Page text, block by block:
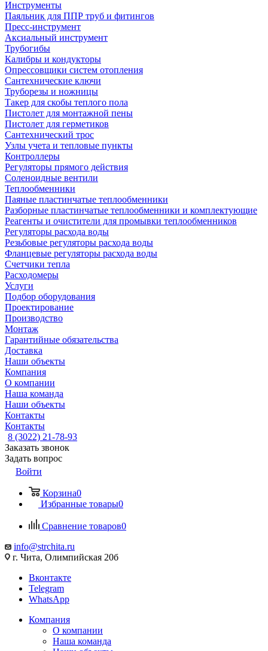
Инструменты
Паяльник для ППР труб и фитингов
Пресс-инструмент
Аксиальный инструмент
Трубогибы
Калибры и кондукторы
Опрессовщики систем отопления
Сантехнические ключи
Труборезы и ножницы
Такер для скобы теплого пола
Пистолет для монтажной пены
Пистолет для герметиков
Сантехнический трос
Узлы учета и тепловые пункты
Контроллеры
Регуляторы прямого действия
Соленоидные вентили
Теплообменники
Паяные пластинчатые теплообменники
Разборные пластинчатые теплообменники и комплектующие
Реагенты и очистители для промывки теплообменников
Регуляторы расхода воды
Резьбовые регуляторы расхода воды
Фланцевые регуляторы расхода воды
Счетчики тепла
Расходомеры
Услуги
Подбор оборудования
Проектирование
Производство
Монтаж
Гарантийные обязательства
Доставка
Наши объекты
Компания
О компании
Наша команда
Наши объекты
Контакты
Контакты
8 (3022) 21-78-93
Заказать звонок
Задать вопрос
Войти
Корзина0
Избранные товары0
Сравнение товаров0
info@strchita.ru
г. Чита, Олимпийская 20б
Вконтакте
Telegram
WhatsApp
Компания
О компании
Наша команда